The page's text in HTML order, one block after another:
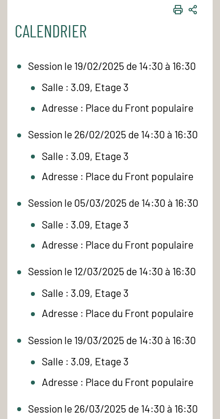
CALENDRIER
Session le 19/02/2025 de 14:30 à 16:30
Salle : 3.09, Etage 3
Adresse : Place du Front populaire
Session le 26/02/2025 de 14:30 à 16:30
Salle : 3.09, Etage 3
Adresse : Place du Front populaire
Session le 05/03/2025 de 14:30 à 16:30
Salle : 3.09, Etage 3
Adresse : Place du Front populaire
Session le 12/03/2025 de 14:30 à 16:30
Salle : 3.09, Etage 3
Adresse : Place du Front populaire
Session le 19/03/2025 de 14:30 à 16:30
Salle : 3.09, Etage 3
Adresse : Place du Front populaire
Session le 26/03/2025 de 14:30 à 16:30